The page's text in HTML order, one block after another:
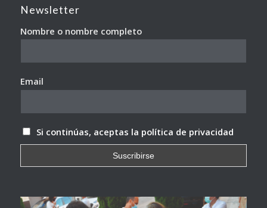
Newsletter
Nombre o nombre completo
Email
Si continúas, aceptas la política de privacidad